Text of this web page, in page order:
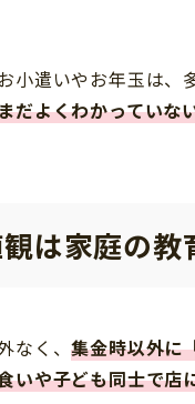
小遣いやお年玉は、
だよくわかっていな
は家庭の教
なく、集金時以外に
いや子ども同士で店